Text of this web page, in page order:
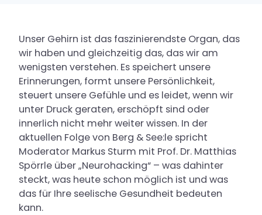
Über uns
Podcast Berg und Seele
Blog
Zuweiser-Bereich
Rückrufservice
Anmeldung
Karriere
Unser Gehirn ist das faszinierendste Organ, das
wir haben und gleichzeitig das, das wir am
wenigsten verstehen. Es speichert unsere
Erinnerungen, formt unsere Persönlichkeit,
steuert unsere Gefühle und es leidet, wenn wir
unter Druck geraten, erschöpft sind oder
innerlich nicht mehr weiter wissen. In der
aktuellen Folge von Berg & See:le spricht
Moderator Markus Sturm mit Prof. Dr. Matthias
Spörrle über „Neurohacking“ – was dahinter
steckt, was heute schon möglich ist und was
das für Ihre seelische Gesundheit bedeuten
kann.